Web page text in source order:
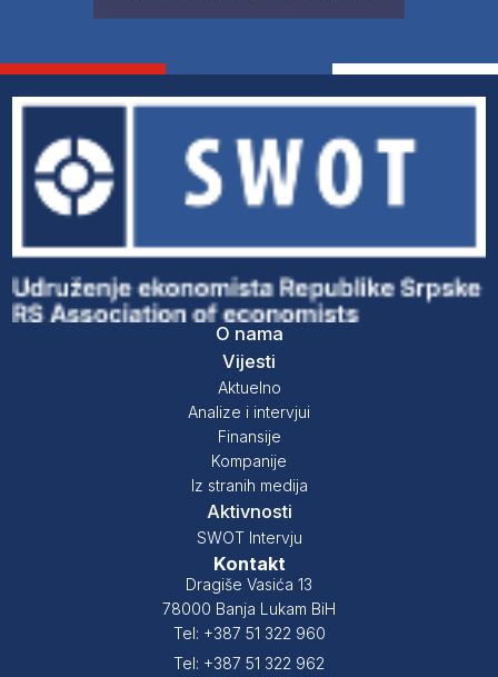
O nama
Vijesti
Aktuelno
Analize i intervjui
Finansije
Kompanije
Iz stranih medija
Aktivnosti
SWOT Intervju
Kontakt
Dragiše Vasića 13
78000 Banja Lukam BiH
Tel: +387 51 322 960
Tel: +387 51 322 962